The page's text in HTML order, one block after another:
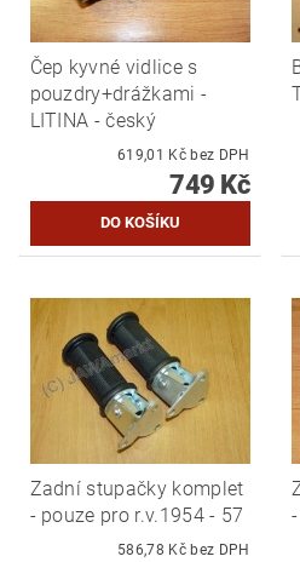
Čep kyvné vidlice s
pouzdry+drážkami -
LITINA - český
619,01 Kč bez DPH
749 Kč
Zadní stupačky komplet
- pouze pro r.v.1954 - 57
586,78 Kč bez DPH